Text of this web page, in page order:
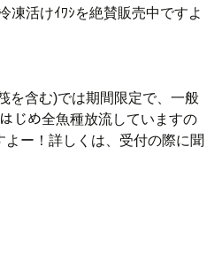
凍活けｲﾜｼを絶賛販売中ですよ
を含む)では期間限定で、一般
じめ全魚種放流していますの
よー！詳しくは、受付の際に聞